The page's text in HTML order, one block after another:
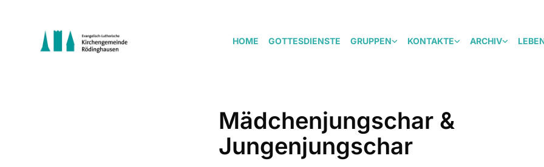
HOME GOTTESDIENSTE GRUPPEN KONTAKTE ARCHIV
Mädchenjungschar &
Jungenjungschar